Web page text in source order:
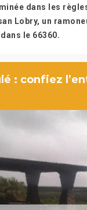
dans les
Lobry, un
le 66360.
: confiez